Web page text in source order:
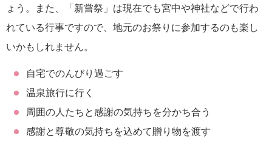
ょう。また、「新嘗祭」は現在でも宮中や神社などで行わ
れている行事ですので、地元のお祭りに参加するのも楽し
いかもしれません。
自宅でのんびり過ごす
温泉旅行に行く
周囲の人たちと感謝の気持ちを分かち合う
感謝と尊敬の気持ちを込めて贈り物を渡す